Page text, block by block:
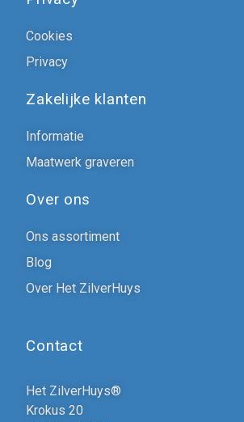
Cookies
Privacy
Zakelijke klanten
Informatie
Maatwerk graveren
Over ons
Ons assortiment
Blog
Over Het ZilverHuys
Contact
Het ZilverHuys®
Krokus 20